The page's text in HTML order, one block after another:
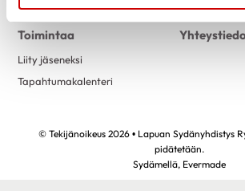
Toimintaa
Liity jäseneksi
Tapahtumakalenteri
© Tekijänoikeus 2026 • Lapuan Sydänyhdistys
pidätetään.
Sydämellä, Evermade